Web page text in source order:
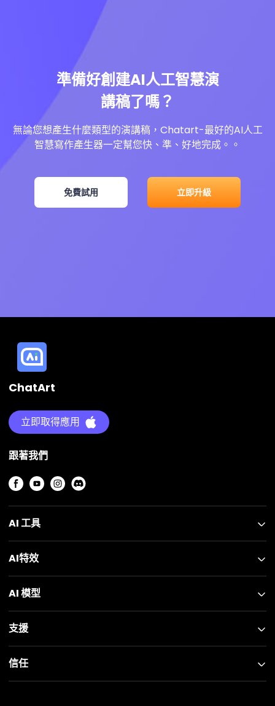
準備好創建AI人工智慧演
講稿了嗎？
無論您想產生什麼類型的演講稿，Chatart-最好的AI人工
智慧寫作產生器一定幫您快、準、好地完成。。
免費試用 立即升級
ChatArt
立即取得應用
跟著我們
AI 工具
AI特效
AI 模型
支援
信任